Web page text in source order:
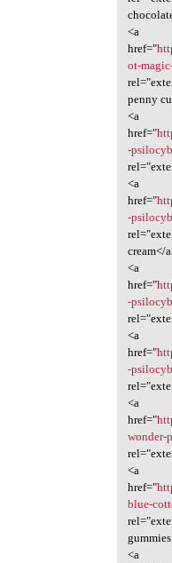
<a
href="
ot-
penny
<a
href="
-
<a
href="
-
cream</
<a
href="
-
<a
href="
-
<a
href="
wonder-
<a
href="
blue-
<a